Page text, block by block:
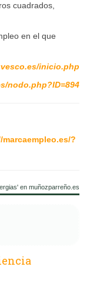
cuadrados,
en el que
inicio.php
nodo.php?ID=894
?
en muñozparreño.es